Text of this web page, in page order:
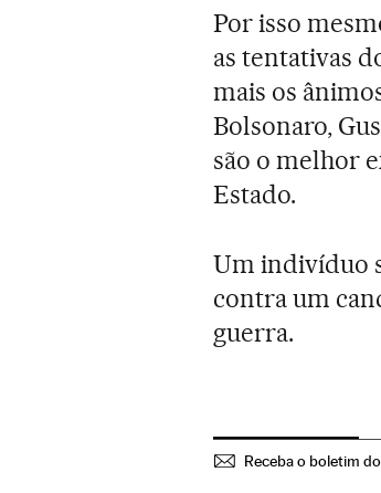
Por isso
as tentativas
mais os
Bolsonaro,
são o melhor
Estado.
Um indivíduo
contra um
guerra.
Receba o boletim